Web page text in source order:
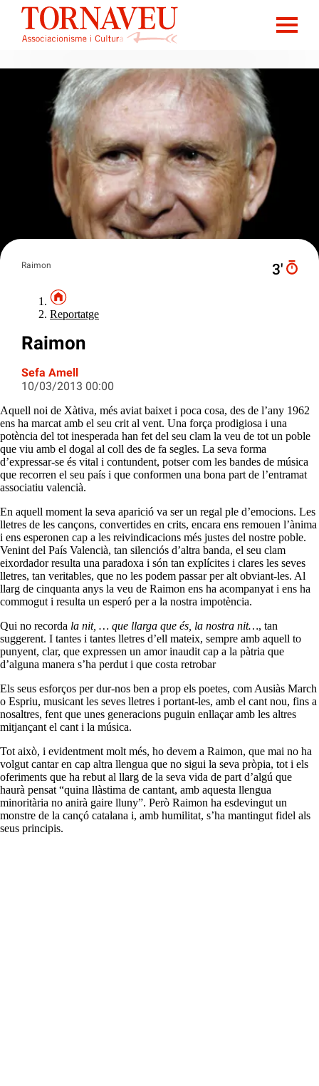
Raimon 3′
Reportatge
Raimon
Sefa Amell
10/03/2013 00:00
Aquell noi de Xàtiva, més aviat baixet i poca cosa, des de l’any 1962
ens ha marcat amb el seu crit al vent. Una força prodigiosa i una
potència del tot inesperada han fet del seu clam la veu de tot un poble
que viu amb el dogal al coll des de fa segles. La seva forma
d’expressar-se és vital i contundent, potser com les bandes de música
que recorren el seu país i que conformen una bona part de l’entramat
associatiu valencià.
En aquell moment la seva aparició va ser un regal ple d’emocions. Les
lletres de les cançons, convertides en crits, encara ens remouen l’ànima
i ens esperonen cap a les reivindicacions més justes del nostre poble.
Venint del País Valencià, tan silenciós d’altra banda, el seu clam
eixordador resulta una paradoxa i són tan explícites i clares les seves
lletres, tan veritables, que no les podem passar per alt obviant-les. Al
llarg de cinquanta anys la veu de Raimon ens ha acompanyat i ens ha
commogut i resulta un esperó per a la nostra impotència.
Qui no recorda la nit, … que llarga que és, la nostra nit…, tan
suggerent. I tantes i tantes lletres d’ell mateix, sempre amb aquell to
punyent, clar, que expressen un amor inaudit cap a la pàtria que
d’alguna manera s’ha perdut i que costa retrobar
Els seus esforços per dur-nos ben a prop els poetes, com Ausiàs March
o Espriu, musicant les seves lletres i portant-les, amb el cant nou, fins a
nosaltres, fent que unes generacions puguin enllaçar amb les altres
mitjançant el cant i la música.
Tot això, i evidentment molt més, ho devem a Raimon, que mai no ha
volgut cantar en cap altra llengua que no sigui la seva pròpia, tot i els
oferiments que ha rebut al llarg de la seva vida de part d’algú que
haurà pensat “quina llàstima de cantant, amb aquesta llengua
minoritària no anirà gaire lluny”. Però Raimon ha esdevingut un
monstre de la cançó catalana i, amb humilitat, s’ha mantingut fidel als
seus principis.